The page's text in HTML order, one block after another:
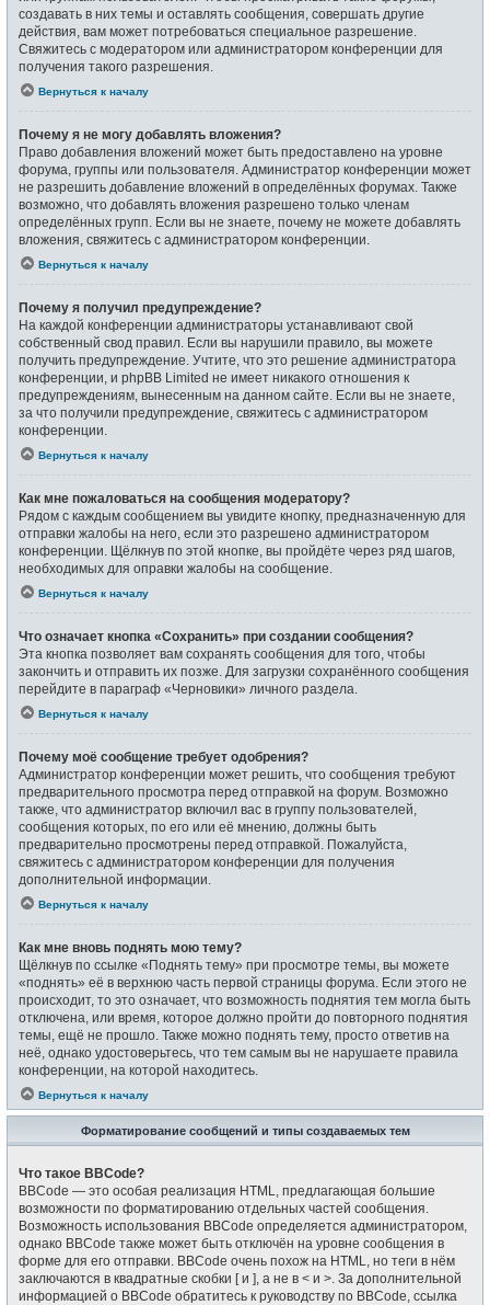
создавать в них темы и оставлять сообщения, совершать другие
действия, вам может потребоваться специальное разрешение.
Свяжитесь с модератором или администратором конференции для
получения такого разрешения.
Вернуться к началу
Почему я не могу добавлять вложения?
Право добавления вложений может быть предоставлено на уровне
форума, группы или пользователя. Администратор конференции может
не разрешить добавление вложений в определённых форумах. Также
возможно, что добавлять вложения разрешено только членам
определённых групп. Если вы не знаете, почему не можете добавлять
вложения, свяжитесь с администратором конференции.
Вернуться к началу
Почему я получил предупреждение?
На каждой конференции администраторы устанавливают свой
собственный свод правил. Если вы нарушили правило, вы можете
получить предупреждение. Учтите, что это решение администратора
конференции, и phpBB Limited не имеет никакого отношения к
предупреждениям, вынесенным на данном сайте. Если вы не знаете,
за что получили предупреждение, свяжитесь с администратором
конференции.
Вернуться к началу
Как мне пожаловаться на сообщения модератору?
Рядом с каждым сообщением вы увидите кнопку, предназначенную для
отправки жалобы на него, если это разрешено администратором
конференции. Щёлкнув по этой кнопке, вы пройдёте через ряд шагов,
необходимых для оправки жалобы на сообщение.
Вернуться к началу
Что означает кнопка «Сохранить» при создании сообщения?
Эта кнопка позволяет вам сохранять сообщения для того, чтобы
закончить и отправить их позже. Для загрузки сохранённого сообщения
перейдите в параграф «Черновики» личного раздела.
Вернуться к началу
Почему моё сообщение требует одобрения?
Администратор конференции может решить, что сообщения требуют
предварительного просмотра перед отправкой на форум. Возможно
также, что администратор включил вас в группу пользователей,
сообщения которых, по его или её мнению, должны быть
предварительно просмотрены перед отправкой. Пожалуйста,
свяжитесь с администратором конференции для получения
дополнительной информации.
Вернуться к началу
Как мне вновь поднять мою тему?
Щёлкнув по ссылке «Поднять тему» при просмотре темы, вы можете
«поднять» её в верхнюю часть первой страницы форума. Если этого не
происходит, то это означает, что возможность поднятия тем могла быть
отключена, или время, которое должно пройти до повторного поднятия
темы, ещё не прошло. Также можно поднять тему, просто ответив на
неё, однако удостоверьтесь, что тем самым вы не нарушаете правила
конференции, на которой находитесь.
Вернуться к началу
Форматирование сообщений и типы создаваемых тем
Что такое BBCode?
BBCode — это особая реализация HTML, предлагающая большие
возможности по форматированию отдельных частей сообщения.
Возможность использования BBCode определяется администратором,
однако BBCode также может быть отключён на уровне сообщения в
форме для его отправки. BBCode очень похож на HTML, но теги в нём
заключаются в квадратные скобки [ и ], а не в < и >. За дополнительной
информацией о BBCode обратитесь к руководству по BBCode, ссылка